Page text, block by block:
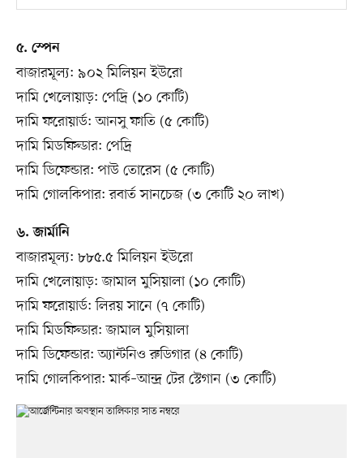
৫. স্পেন
বাজারমূল্য: ৯০২ মিলিয়ন ইউরো
দামি খেলোয়াড়: পেদ্রি (১০ কোটি)
দামি ফরোয়ার্ড: আনসু ফাতি (৫ কোটি)
দামি মিডফিল্ডার: পেদ্রি
দামি ডিফেন্ডার: পাউ তোরেস (৫ কোটি)
দামি গোলকিপার: রবার্ত সানচেজ (৩ কোটি ২০ লাখ)
৬. জার্মানি
বাজারমূল্য: ৮৮৫.৫ মিলিয়ন ইউরো
দামি খেলোয়াড়: জামাল মুসিয়ালা (১০ কোটি)
দামি ফরোয়ার্ড: লিরয় সানে (৭ কোটি)
দামি মিডফিল্ডার: জামাল মুসিয়ালা
দামি ডিফেন্ডার: অ্যান্টনিও রুডিগার (৪ কোটি)
দামি গোলকিপার: মার্ক–আন্দ্র টের স্টেগান (৩ কোটি)